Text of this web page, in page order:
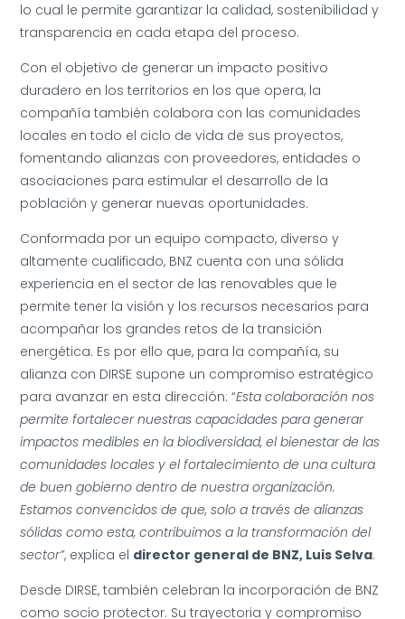
lo cual le permite garantizar la calidad, sostenibilidad y
transparencia en cada etapa del proceso.
Con el objetivo de generar un impacto positivo
duradero en los territorios en los que opera, la
compañía también colabora con las comunidades
locales en todo el ciclo de vida de sus proyectos,
fomentando alianzas con proveedores, entidades o
asociaciones para estimular el desarrollo de la
población y generar nuevas oportunidades.
Conformada por un equipo compacto, diverso y
altamente cualificado, BNZ cuenta con una sólida
experiencia en el sector de las renovables que le
permite tener la visión y los recursos necesarios para
acompañar los grandes retos de la transición
energética. Es por ello que, para la compañía, su
alianza con DIRSE supone un compromiso estratégico
para avanzar en esta dirección: “Esta colaboración nos
permite fortalecer nuestras capacidades para generar
impactos medibles en la biodiversidad, el bienestar de las
comunidades locales y el fortalecimiento de una cultura
de buen gobierno dentro de nuestra organización.
Estamos convencidos de que, solo a través de alianzas
sólidas como esta, contribuimos a la transformación del
sector”, explica el director general de BNZ, Luis Selva.
Desde DIRSE, también celebran la incorporación de BNZ
como socio protector. Su trayectoria y compromiso